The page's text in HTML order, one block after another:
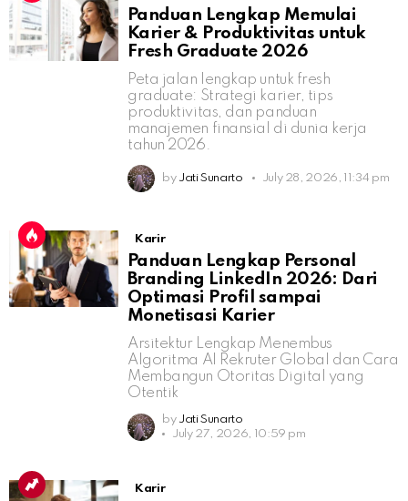
Panduan Lengkap Memulai
Karier & Produktivitas untuk
Fresh Graduate 2026
Peta jalan lengkap untuk fresh
graduate: Strategi karier, tips
produktivitas, dan panduan
manajemen finansial di dunia kerja
tahun 2026.
by Jati Sunarto July 28, 2026, 11:34 pm
Karir
Panduan Lengkap Personal
Branding LinkedIn 2026: Dari
Optimasi Profil sampai
Monetisasi Karier
Arsitektur Lengkap Menembus
Algoritma AI Rekruter Global dan Cara
Membangun Otoritas Digital yang
Otentik
by Jati Sunarto
July 27, 2026, 10:59 pm
Karir